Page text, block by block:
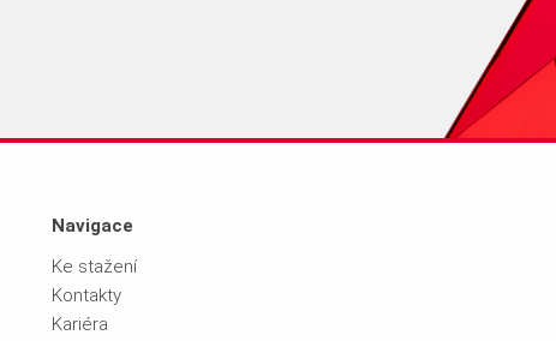
Navigace
Ke stažení
Kontakty
Kariéra